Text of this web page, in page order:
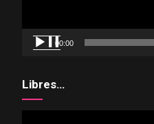
00:00
Libres…